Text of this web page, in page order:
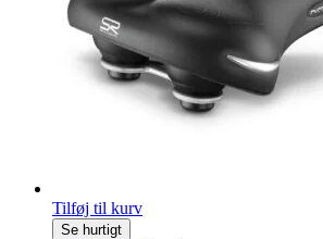
Tilføj til kurv
Se hurtigt